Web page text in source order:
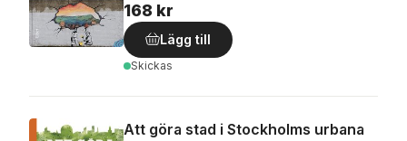
168 kr
Lägg till
Skickas
Att göra stad i Stockholms urbana